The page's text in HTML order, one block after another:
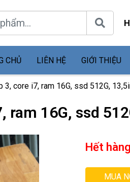
CHỦ LIÊN HỆ GIỚI THIỆU
3, core i7, ram 16G, ssd 512G,
ram 16G, ssd
Hết hàng
MUA